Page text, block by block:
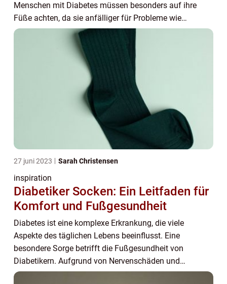
Menschen mit Diabetes müssen besonders auf ihre
Füße achten, da sie anfälliger für Probleme wie
schlechte Durchblutu...
27 juni 2023 Sarah Christensen
inspiration
Diabetiker Socken: Ein Leitfaden für
Komfort und Fußgesundheit
Diabetes ist eine komplexe Erkrankung, die viele
Aspekte des täglichen Lebens beeinflusst. Eine
besondere Sorge betrifft die Fußgesundheit von
Diabetikern. Aufgrund von Nervenschäden und
schlechter Durchblutung sind Menschen mit Diabe...